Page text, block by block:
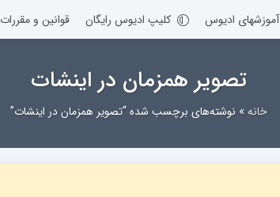
آموزشهای ادیوس کلیپ ادیوس رایگان قوانین و مقررات
تصویر همزمان در اینشات
خانه» نوشته‌های برچسب شده “تصویر همزمان در اینشات”